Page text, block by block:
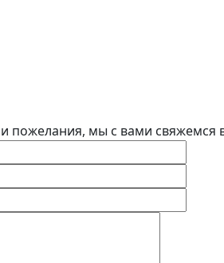
пожелания, мы с вами